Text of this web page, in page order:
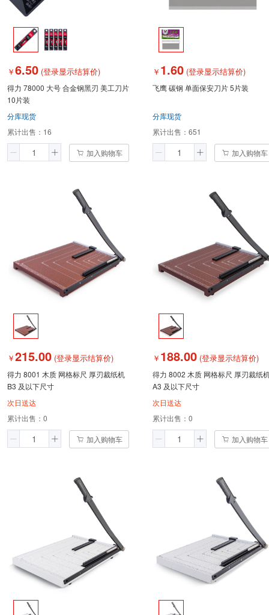
￥6.50 (登录显示结算价)
得力 78000 大号 合金钢黑刃 美工刀片
10片装
分库现货
累计出售： 16
加入购物车
￥ 1.60 (登录显示结算价)
飞鹰 碳钢 单面保安刀片 5片装
分库现货
累计出售： 651
加入购物车
￥215.00 (登录显示结算价)
得力 8001 木质 网格标尺 厚刃裁纸机
B3 及以下尺寸
次日送达
累计出售： 0
加入购物车
￥ 188.00 (登录显示结算价)
得力 8002 木质 网格标尺 厚刃裁纸
A3 及以下尺寸
次日送达
累计出售： 0
加入购物车